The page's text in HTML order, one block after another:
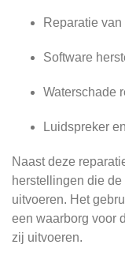
Reparatie
Software
Waterschade
Luidspreker
Naast deze
herstellingen die
uitvoeren. Het
een waarborg voor
zij uitvoeren.